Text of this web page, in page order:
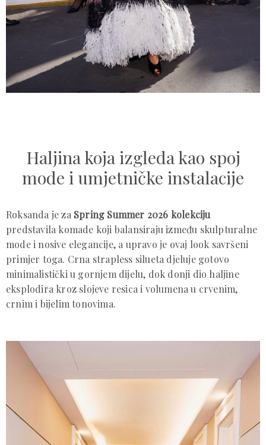
Haljina koja izgleda kao spoj
mode i umjetničke instalacije
Roksanda je za Spring Summer 2026 kolekciju
predstavila komade koji balansiraju između skulpturalne
mode i nosive elegancije, a upravo je ovaj look savršeni
primjer toga. Crna strapless silueta djeluje gotovo
minimalistički u gornjem dijelu, dok donji dio haljine
eksplodira kroz slojeve resica i volumena u crvenim,
crnim i bijelim tonovima.